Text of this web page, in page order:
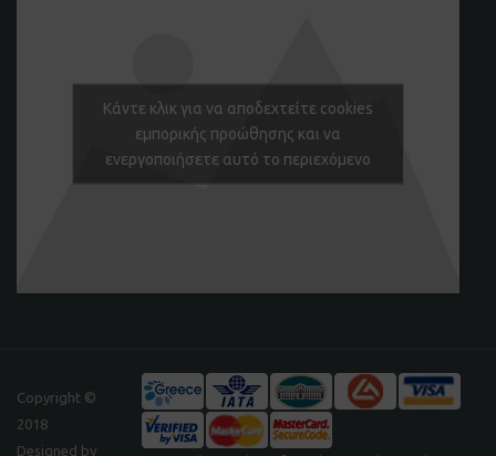
Κάντε κλικ για να αποδεχτείτε cookies
εμπορικής προώθησης και να
ενεργοποιήσετε αυτό το περιεχόμενο
Copyright ©
2018
Designed by